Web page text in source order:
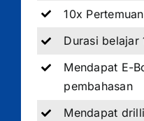
10x Pertemuan
Durasi belajar
Mendapat E-
pembahasan
Mendapat